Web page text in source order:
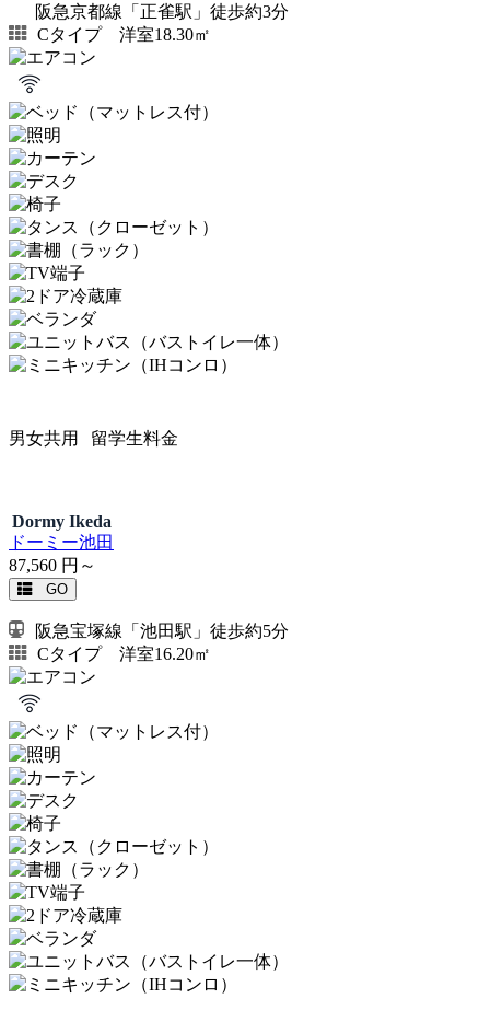
阪急京都線「正雀駅」徒歩約3分
Cタイプ 洋室18.30㎡
男女共用 留学生料金
Dormy Ikeda
ドーミー池田
87,560 円～
GO
阪急宝塚線「池田駅」徒歩約5分
Cタイプ 洋室16.20㎡